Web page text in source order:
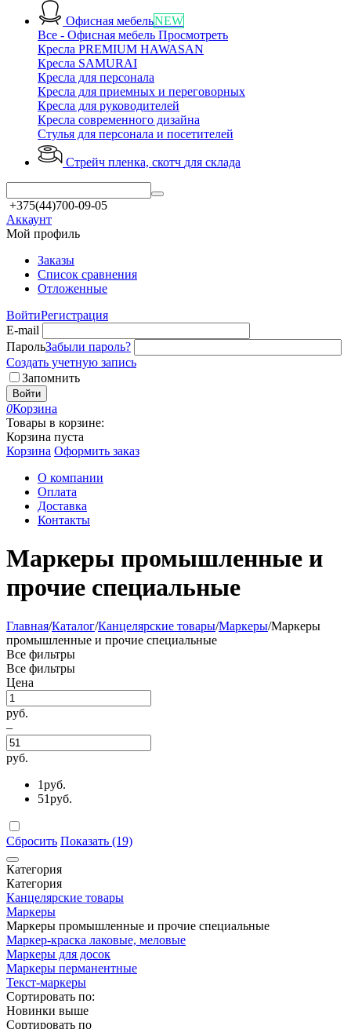
Офисная мебельNEW
Все - Офисная мебель Просмотреть
Кресла PREMIUM HAWASAN
Кресла SAMURAI
Кресла для персонала
Кресла для приемных и переговорных
Кресла для руководителей
Кресла современного дизайна
Стулья для персонала и посетителей
Стрейч пленка, скотч для склада
+375(44)700-09-05
Аккаунт
Мой профиль
Заказы
Список сравнения
Отложенные
ВойтиРегистрация
E-mail
ПарольЗабыли пароль?
Создать учетную запись
Запомнить
Войти
0Корзина
Товары в корзине:
Корзина пуста
Корзина Оформить заказ
О компании
Оплата
Доставка
Контакты
Маркеры промышленные и
прочие специальные
Главная/Каталог/Канцелярские товары/Маркеры/Маркеры
промышленные и прочие специальные
Все фильтры
Все фильтры
Цена
руб.
–
руб.
1руб.
51руб.
Сбросить Показать (19)
Категория
Категория
Канцелярские товары
Маркеры
Маркеры промышленные и прочие специальные
Маркер-краска лаковые, меловые
Маркеры для досок
Маркеры перманентные
Текст-маркеры
Сортировать по:
Новинки выше
Сортировать по